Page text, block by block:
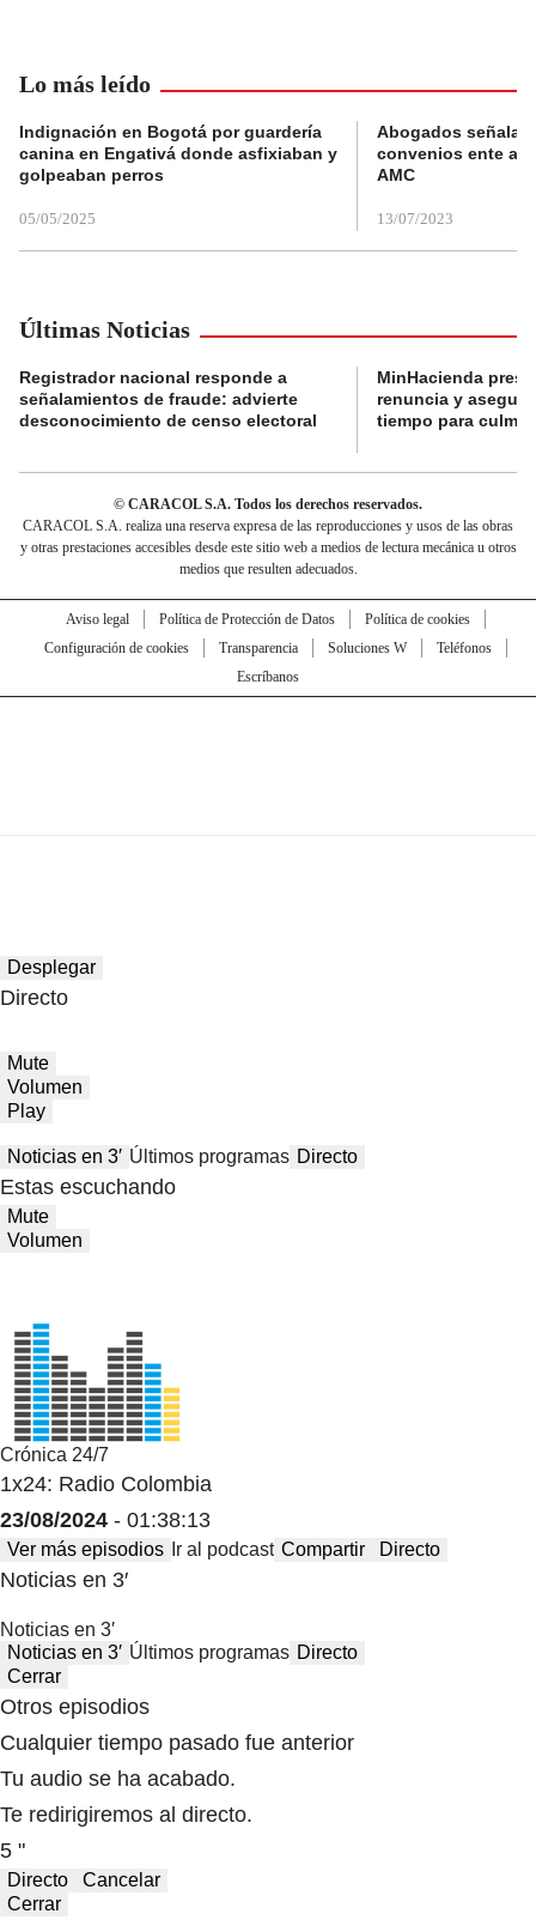
Lo más leído
Indignación en Bogotá por guardería
canina en Engativá donde asfixiaban y
golpeaban perros
05/05/2025
Abogados
convenios ente
AMC
13/07/2023
Últimas Noticias
Registrador nacional responde a
señalamientos de fraude: advierte
desconocimiento de censo electoral
MinHacienda
renuncia y
tiempo para
© CARACOL S.A. Todos los derechos reservados.
CARACOL S.A. realiza una reserva expresa de las reproducciones y usos de las obras
y otras prestaciones accesibles desde este sitio web a medios de lectura mecánica u otros
medios que resulten adecuados.
Aviso legal Política de Protección de Datos
Política de cookies
Configuración de cookies
Transparencia Soluciones W
Teléfonos
Escríbanos
Desplegar
Directo
Mute
Volumen
Play
Noticias en 3′ Últimos programas Directo
Estas escuchando
Mute
Volumen
Crónica 24/7
1x24: Radio Colombia
23/08/2024 - 01:38:13
Ver más episodios Ir al podcast Compartir Directo
Noticias en 3′
Noticias en 3′
Noticias en 3′ Últimos programas Directo
Cerrar
Otros episodios
Cualquier tiempo pasado fue anterior
Tu audio se ha acabado.
Te redirigiremos al directo.
5 "
Directo
Cancelar
Cerrar